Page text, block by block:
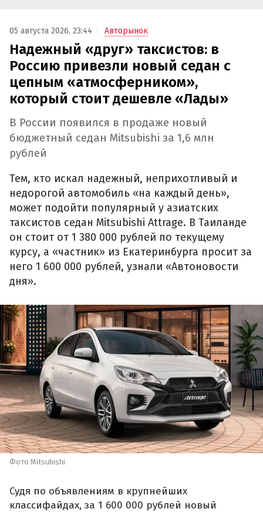
05 августа 2026, 23:44 Авторынок
Надежный «друг» таксистов: в
Россию привезли новый седан с
цепным «атмосферником»,
который стоит дешевле «Лады»
В России появился в продаже новый
бюджетный седан Mitsubishi за 1,6 млн
рублей
Тем, кто искал надежный, неприхотливый и
недорогой автомобиль «на каждый день»,
может подойти популярный у азиатских
таксистов седан Mitsubishi Attrage. В Таиланде
он стоит от 1 380 000 рублей по текущему
курсу, а «частник» из Екатеринбурга просит за
него 1 600 000 рублей, узнали «Автоновости
дня».
Фото Mitsubishi
Судя по объявлениям в крупнейших
классифайдах, за 1 600 000 рублей новый